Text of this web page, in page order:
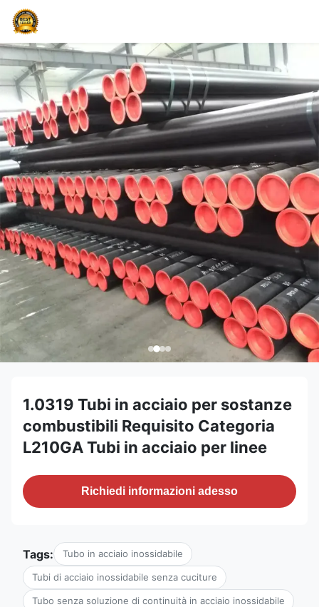
1.0319 Tubi in acciaio per sostanze
combustibili Requisito Categoria
L210GA Tubi in acciaio per linee
Richiedi informazioni adesso
Tags: Tubo in acciaio inossidabile
Tubi di acciaio inossidabile senza cuciture
Tubo senza soluzione di continuità in acciaio inossidabile